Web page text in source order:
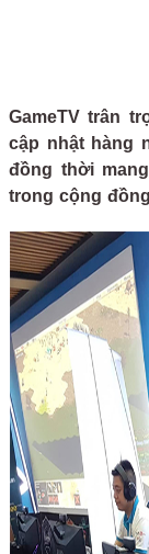
GameTV trân
cập nhật hàng
đồng thời
trong cộng